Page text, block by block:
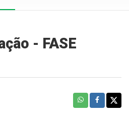
- FASE